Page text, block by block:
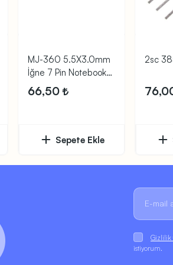
MJ-360 5.5X3.0mm
İğne 7 Pin Notebook
Power Şase Soket
66,50
Sepete Ekle
2sc
Gizlilik
istiyorum.